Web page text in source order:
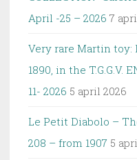
April -25 – 2026 7
Very rare Martin toy:
1890, in the T.G.G.V.
11- 2026 5 april 2026
Le Petit Diabolo –
208 – from 1907 5